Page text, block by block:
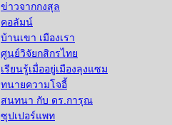
ข่าวจากกงสุล
คอลัมน์
บ้านเขา เมืองเรา
ศูนย์วิจัยกสิกรไทย
เรียนรู้เมื่ออยู่เมืองลุงแซม
ทนายความโจอี้
สนทนา กับ ดร.การุณ
ซุปเปอร์แพท